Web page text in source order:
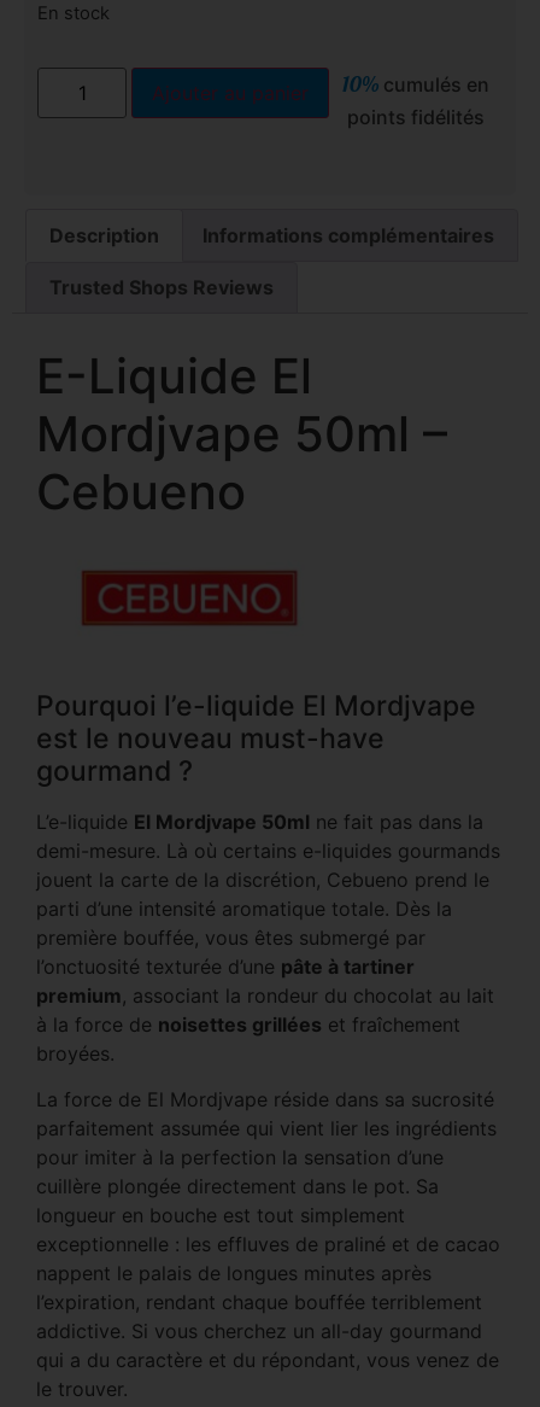
En stock
Ajouter au panier 10% cumulés en
points fidélités
Description Informations complémentaires
Trusted Shops Reviews
E-Liquide El
Mordjvape 50ml –
Cebueno
Pourquoi l’e-liquide El Mordjvape
est le nouveau must-have
gourmand ?
L’e-liquide El Mordjvape 50ml ne fait pas dans la
demi-mesure. Là où certains e-liquides gourmands
jouent la carte de la discrétion, Cebueno prend le
parti d’une intensité aromatique totale. Dès la
première bouffée, vous êtes submergé par
l’onctuosité texturée d’une pâte à tartiner
premium, associant la rondeur du chocolat au lait
à la force de noisettes grillées et fraîchement
broyées.
La force de El Mordjvape réside dans sa sucrosité
parfaitement assumée qui vient lier les ingrédients
pour imiter à la perfection la sensation d’une
cuillère plongée directement dans le pot. Sa
longueur en bouche est tout simplement
exceptionnelle : les effluves de praliné et de cacao
nappent le palais de longues minutes après
l’expiration, rendant chaque bouffée terriblement
addictive. Si vous cherchez un all-day gourmand
qui a du caractère et du répondant, vous venez de
le trouver.